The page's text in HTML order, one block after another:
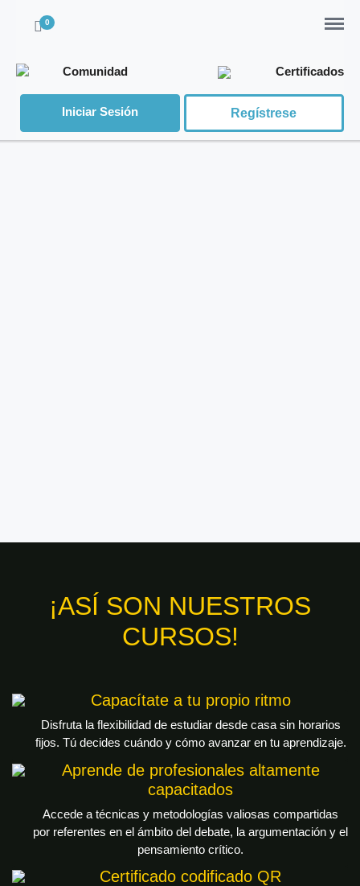
0
Menu
Comunidad Certificados
Iniciar Sesión Regístrese
¡ASÍ SON NUESTROS
CURSOS!
Capacítate a tu propio ritmo
Disfruta la flexibilidad de estudiar desde casa sin horarios
fijos. Tú decides cuándo y cómo avanzar en tu aprendizaje.
Aprende de profesionales altamente
capacitados
Accede a técnicas y metodologías valiosas compartidas
por referentes en el ámbito del debate, la argumentación y el
pensamiento crítico.
Certificado codificado QR